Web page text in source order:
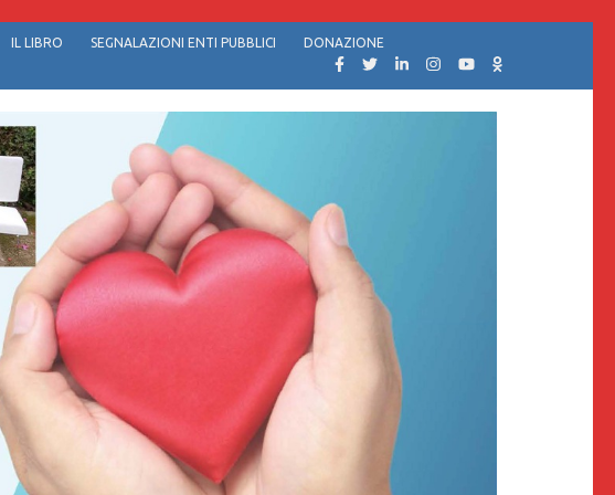
IL LIBRO SEGNALAZIONI ENTI PUBBLICI DONAZIONE